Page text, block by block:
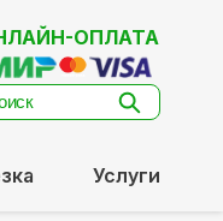
ОПЛАТА
Услуги